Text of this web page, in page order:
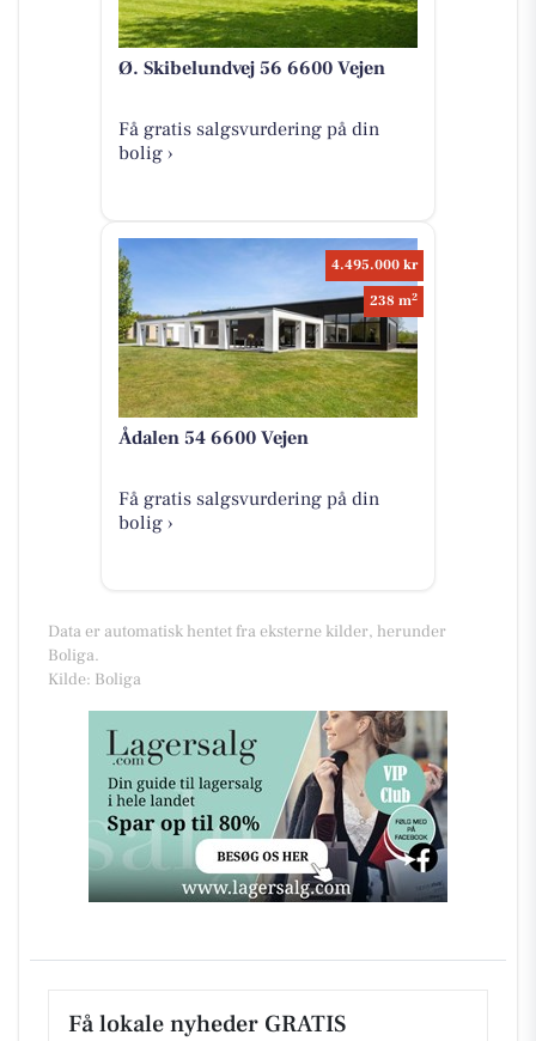
Ø. Skibelundvej 56 6600 Vejen
Få gratis salgsvurdering på din
bolig ›
4.495.000 kr
238 m2
Ådalen 54 6600 Vejen
Få gratis salgsvurdering på din
bolig ›
Data er automatisk hentet fra eksterne kilder, herunder
Boliga.
Kilde: Boliga
Få lokale nyheder GRATIS